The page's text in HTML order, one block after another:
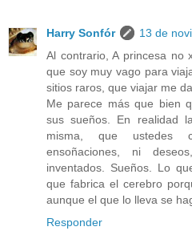
Harry Sonfór
13 de
Al contrario, A princesa
que soy muy vago para
sitios raros, que viajar me
Me parece más que bien
sus sueños. En realidad
misma, que ustedes
ensoñaciones, ni
inventados. Sueños. Lo
que fabrica el cerebro
aunque el que lo lleva se
Responder